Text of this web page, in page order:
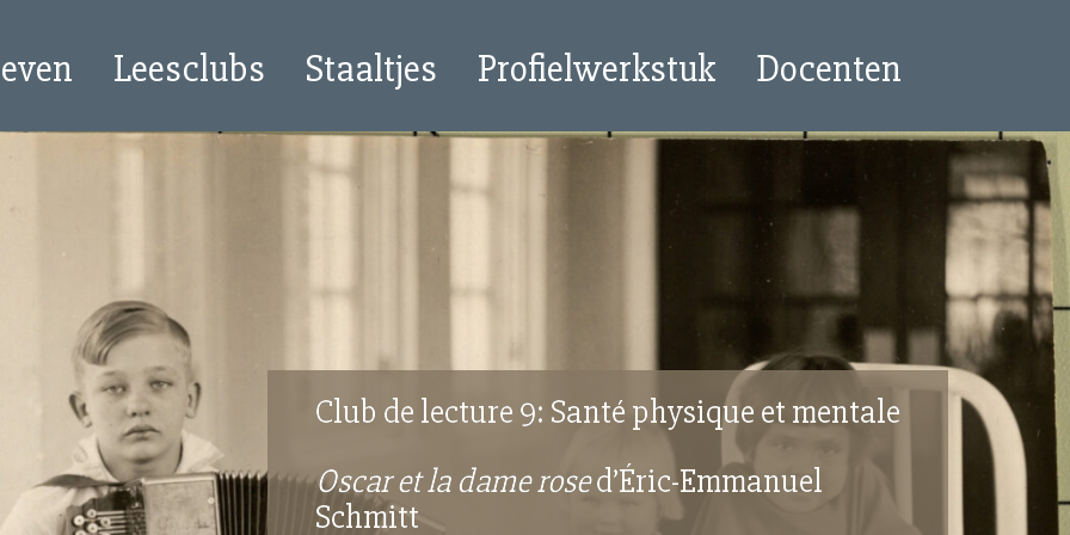
Leesclubs Staaltjes Profielwerkstuk Docenten
Club de lecture 9: Santé physique et mentale
Oscar et la dame rosed’Éric-Emmanuel
Schmitt